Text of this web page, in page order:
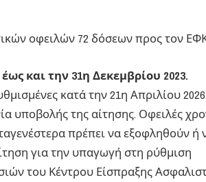
οφειλών 72 δόσεων προς τον
έως και την 31η Δεκεμβρίου 2023.
κατά την 21η Απριλίου
υποβολής της αίτησης. Οφειλές
πρέπει να εξοφληθούν ή
για την υπαγωγή στη ρύθμιση
του Κέντρου Είσπραξης